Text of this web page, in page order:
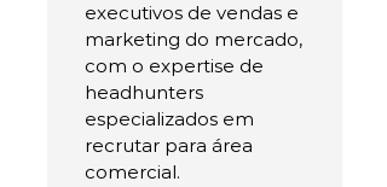
executivos de vendas e
marketing do mercado,
com o expertise de
headhunters
especializados em
recrutar para área
comercial.